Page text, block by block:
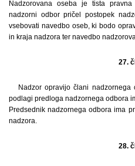
Nadzorovana oseba je tista
nadzorni odbor pričel postopek
vsebovati navedbo oseb, ki bodo
in kraja nadzora ter navedbo
27.
Nadzor opravijo člani
podlagi predloga nadzornega odbora
Predsednik nadzornega odbora ima
nadzora.
28.